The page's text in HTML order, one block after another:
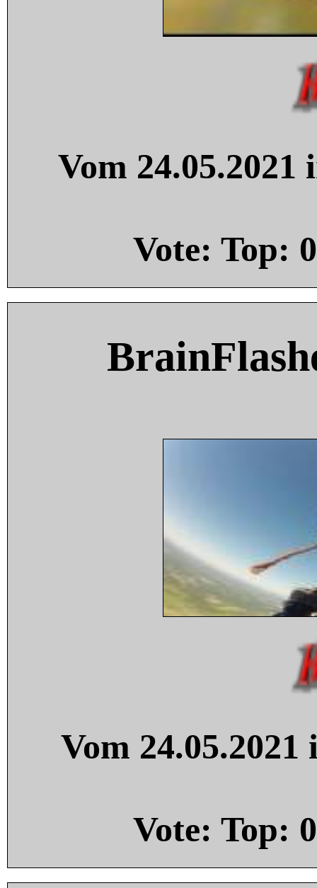
Vom
Vote: Top: 0
Vom
Vote: Top: 0